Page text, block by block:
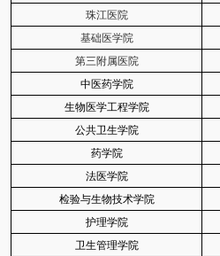
珠江医院
基础医学院
第三附属医院
中医药学院
生物医学工程学院
公共卫生学院
药学院
法医学院
检验与生物技术学院
护理学院
卫生管理学院